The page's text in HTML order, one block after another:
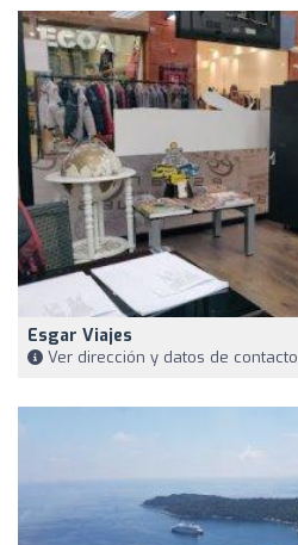
Esgar Viajes
Ver dirección y datos de contacto